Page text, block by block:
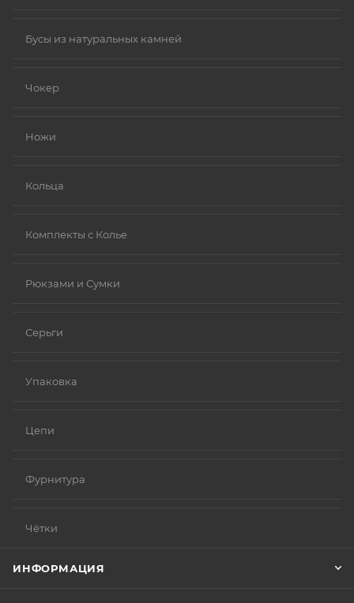
Бусы из натуральных камней
Чокер
Ножи
Кольца
Комплекты с Колье
Рюкзами и Сумки
Серьги
Упаковка
Цепи
Фурнитура
Чётки
ИНФОРМАЦИЯ